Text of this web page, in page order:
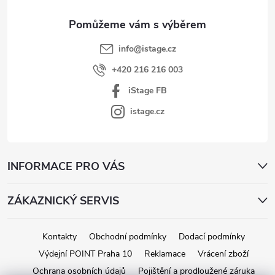
info@istage.cz
+420 216 216 003
iStage FB
istage.cz
INFORMACE PRO VÁS
ZÁKAZNICKÝ SERVIS
Kontakty Obchodní podmínky
Dodací podmínky
Výdejní POINT Praha 10
Reklamace
Vrácení zboží
Ochrana osobních údajů
Pojištění a prodloužené záruka